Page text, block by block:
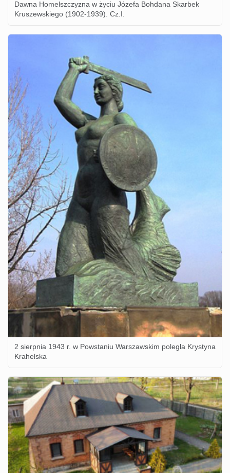
Dawna Homelszczyzna w życiu Józefa Bohdana Skarbek
Kruszewskiego (1902-1939). Cz.I.
2 sierpnia 1943 r. w Powstaniu Warszawskim poległa Krystyna
Krahelska